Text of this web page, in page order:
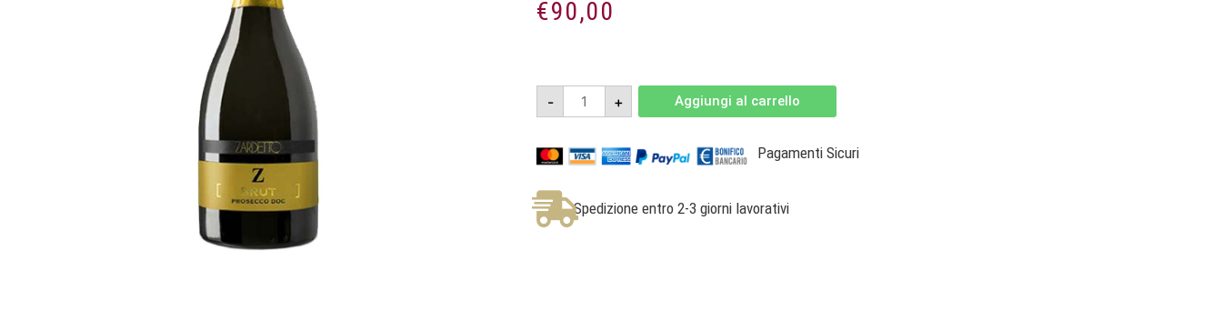
€90,00
-
Cassa
bottiglie
Porta
Monticano
Brut
-
Zardetto
+ Aggiungi al carrello
Pagamenti Sicuri
Spedizione entro 2-3 giorni lavorativi